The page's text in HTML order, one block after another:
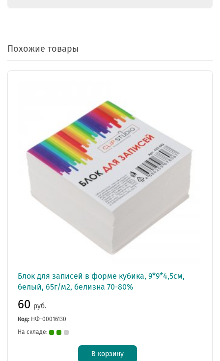
Похожие товары
Блок для записей в форме кубика, 9*9*4,5см,
белый, 65г/м2, белизна 70-80%
60 руб.
Код: НФ-00016130
На складе:
В корзину